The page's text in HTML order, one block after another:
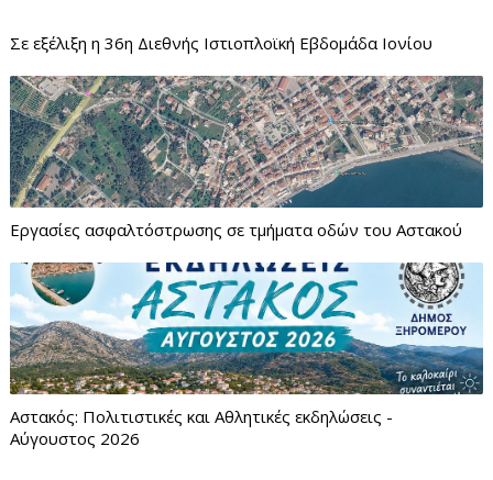
Σε εξέλιξη η 36η Διεθνής Ιστιοπλοϊκή Εβδομάδα Ιονίου
Εργασίες ασφαλτόστρωσης σε τμήματα οδών του Αστακού
Αστακός: Πολιτιστικές και Αθλητικές εκδηλώσεις -
Αύγουστος 2026